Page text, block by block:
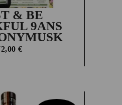
& BE
9ANS
€